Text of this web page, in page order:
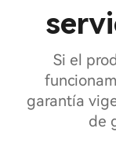
Si el
garantía
de